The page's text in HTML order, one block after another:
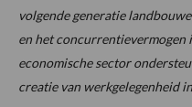
volgende generatie
en het concurrentievermogen
economische sector
creatie van werkgelegenheid